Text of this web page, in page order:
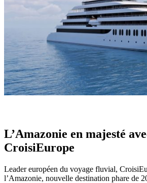
L’Amazonie en majesté
CroisiEurope
Leader européen du voyage fluvial,
l’Amazonie, nouvelle destination phare de